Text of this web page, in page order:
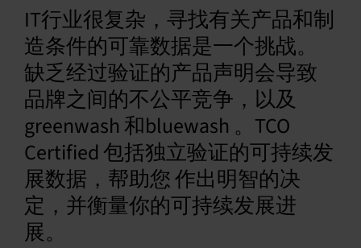
IT行业很复杂，寻找有关产品和制
造条件的可靠数据是一个挑战。
缺乏经过验证的产品声明会导致
品牌之间的不公平竞争，以及
greenwash 和bluewash 。TCO
Certified 包括独立验证的可持续发
展数据，帮助您 作出明智的决
定，并衡量你的可持续发展进
展。